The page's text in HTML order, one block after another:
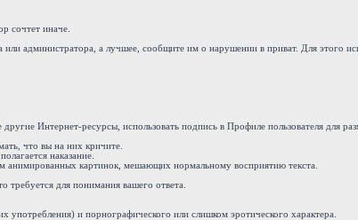
сочтет иначе.
администратора, а лучшее, сообщите им о нарушении в приват. Для этого
Интернет-ресурсы, использовать подпись в Профиле пользователя для
что вы на них кричите.
наказание.
анимированных картинок, мешающих нормальному восприятию текста.
для понимания вашего ответа.
и порнографического или слишком эротического характера.